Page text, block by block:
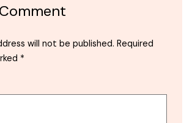
will not be published. Required
*